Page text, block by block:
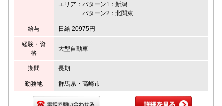
エリア：パターン1：新潟
パターン2：北関東
給与 日給 20975円
経験・資
格
大型自動車
期間 長期
勤務地 群馬県・高崎市